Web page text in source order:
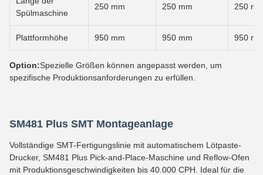
Spülmaschine
250 mm 250 mm 250
Plattformhöhe 950 mm 950 mm 950
Option:Spezielle Größen können angepasst werden, um
spezifische Produktionsanforderungen zu erfüllen.
SM481 Plus SMT Montageanlage
Vollständige SMT-Fertigungslinie mit automatischem Lötpaste-
Drucker, SM481 Plus Pick-and-Place-Maschine und Reflow-Ofen
mit Produktionsgeschwindigkeiten bis 40.000 CPH. Ideal für die